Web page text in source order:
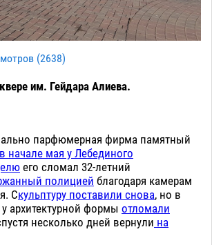
(2638)
им. Гейдара Алиева.
парфюмерная фирма памятный
в начале мая у Лебединого
его сломал 32-летний
полицией благодаря камерам
Скульптуру поставили снова, но в
у архитектурной формы отломали
несколько дней вернули на